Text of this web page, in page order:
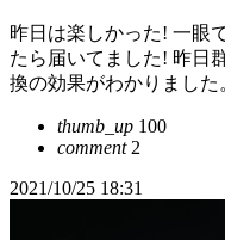
昨日は楽しかった! 一眼
たら届いてました! 昨日
換の効果がわかりました
thumb_up 100
comment2
2021/10/25 18:31